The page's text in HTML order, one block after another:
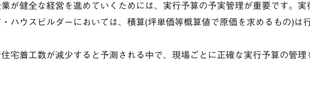
業が健全な経営を進めていくためには、実行予算の予実管理が重要です。
ハウスビルダーにおいては、積算(坪単価等概算値で原価を求めるもの)
宅着工数が減少すると予測される中で、現場ごとに正確な実行予算の管